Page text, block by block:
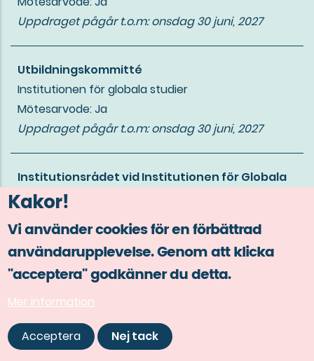
Kakor!
Vi använder cookies för en förbättrad
användarupplevelse. Genom att klicka
"acceptera" godkänner du detta.
Mer information
Acceptera Nej tack
Uppdraget pågår t.o.m:onsdag 30 juni, 2027
Utbildningskommitté
Institutionen för globala studier
Mötesarvode: Ja
Uppdraget pågår t.o.m:onsdag 30 juni, 2027
Institutionsrådet vid Institutionen för Globala
Studier
Mötesarvode: Ja
Uppdraget pågår t.o.m:onsdag 30 juni, 2027
Programråd för Kulturarvsprogrammet (KAP)
Institutionen för historiska studier
Mötesarvode: Ja